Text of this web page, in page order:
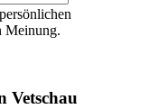
Meinung.
Vetschau